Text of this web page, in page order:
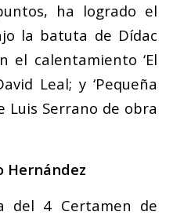
ha logrado el
la batuta de Dídac
el calentamiento ‘El
Leal; y ‘Pequeña
Luis Serrano de obra
Hernández
del 4 Certamen de